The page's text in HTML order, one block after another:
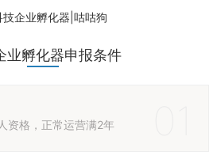
业孵化器申报条件
资格，正常运营满2年